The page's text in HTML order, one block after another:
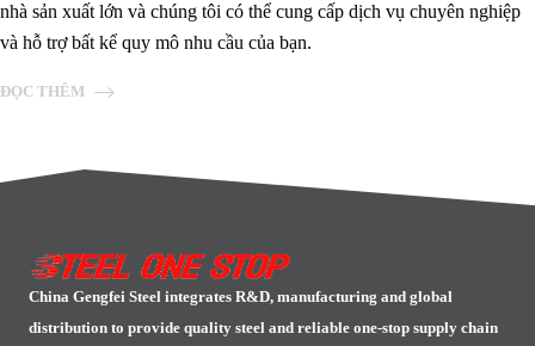
nhà sản xuất lớn và chúng tôi có thể cung cấp dịch vụ chuyên nghiệp
và hỗ trợ bất kể quy mô nhu cầu của bạn.
ĐỌC THÊM
China Gengfei Steel integrates R&D, manufacturing and global
distribution to provide quality steel and reliable one-stop supply chain